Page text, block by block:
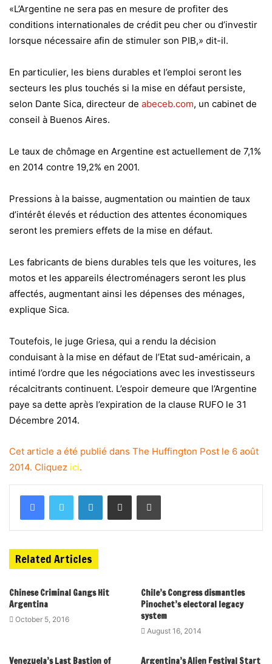
«L’Argentine ne sera pas en mesure de profiter des
conditions internationales de crédit peu cher ou d’investir
lorsque nécessaire afin de stimuler son PIB,» dit-il.
En particulier, les biens durables et l’emploi seront les
secteurs les plus touchés si la mise en défaut persiste,
selon Dante Sica, directeur de abeceb.com, un cabinet de
conseil à Buenos Aires.
Le taux de chômage en Argentine est actuellement de 7,1%
en 2014 contre 19,2% en 2001.
Pressions à la baisse, augmentation ou maintien de taux
d’intérêt élevés et réduction des attentes économiques
seront les premiers effets de la mise en défaut.
Les fabricants de biens durables tels que les voitures, les
motos et les appareils électroménagers seront les plus
affectés, augmentant ainsi les dépenses des ménages,
explique Sica.
Toutefois, le juge Griesa, qui a rendu la décision
conduisant à la mise en défaut de l’Etat sud-américain, a
intimé l’ordre que les négociations avec les investisseurs
récalcitrants continuent. L’espoir demeure que l’Argentine
paye sa dette après l’expiration de la clause RUFO le 31
Décembre 2014.
Cet article a été publié dans The Huffington Post le 6 août
2014. Cliquez ici.
Related Articles
Chinese Criminal Gangs Hit
Argentina
October 5, 2016
Chile’s Congress dismantles
Pinochet’s electoral legacy
system
August 16, 2014
Venezuela’s Last Bastion of Argentina’s Alien Festival Start